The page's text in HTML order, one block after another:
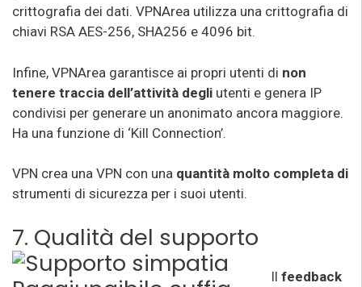
crittografia dei dati. VPNArea utilizza una crittografia di
chiavi RSA AES-256, SHA256 e 4096 bit.
Infine, VPNArea garantisce ai propri utenti di non
tenere traccia dell’attività degli utenti e genera IP
condivisi per generare un anonimato ancora maggiore.
Ha una funzione di ‘Kill Connection’.
VPN crea una VPN con una quantità molto completa di
strumenti di sicurezza per i suoi utenti.
7. Qualità del supporto
Il feedback